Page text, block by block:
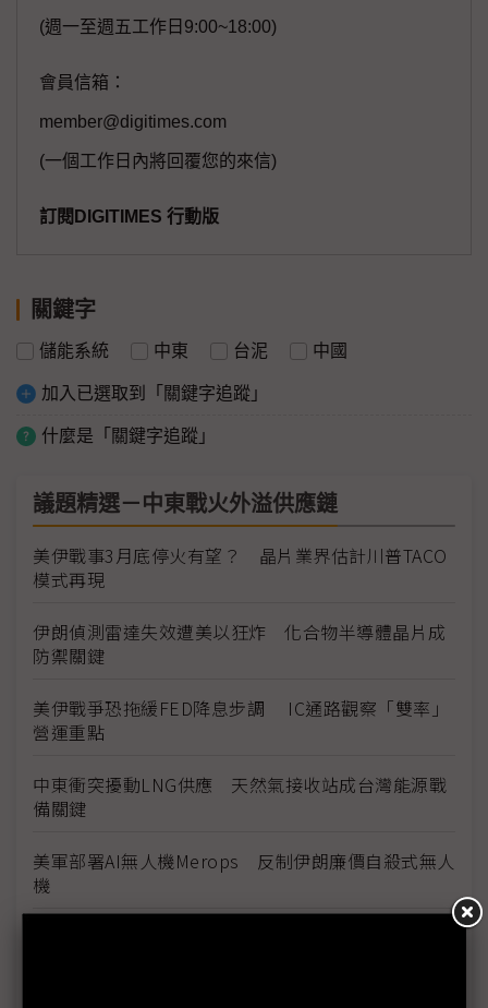
(週一至週五工作日9:00~18:00)
會員信箱：
member@digitimes.com
(一個工作日內將回覆您的來信)
訂閱DIGITIMES 行動版
關鍵字
儲能系統 中東 台泥 中國
加入已選取到「關鍵字追蹤」
什麼是「關鍵字追蹤」
議題精選－中東戰火外溢供應鏈
美伊戰事3月底停火有望？ 晶片業界估計川普TACO
模式再現
伊朗偵測雷達失效遭美以狂炸 化合物半導體晶片成
防禦關鍵
美伊戰爭恐拖緩FED降息步調 IC通路觀察「雙率」
營運重點
中東衝突擾動LNG供應 天然氣接收站成台灣能源戰
備關鍵
美軍部署AI無人機Merops 反制伊朗廉價自殺式無人
機